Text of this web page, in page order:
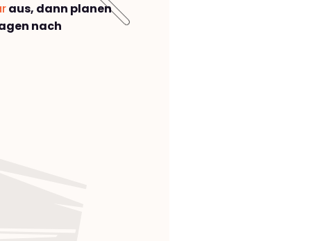
aus, dann planen
nach